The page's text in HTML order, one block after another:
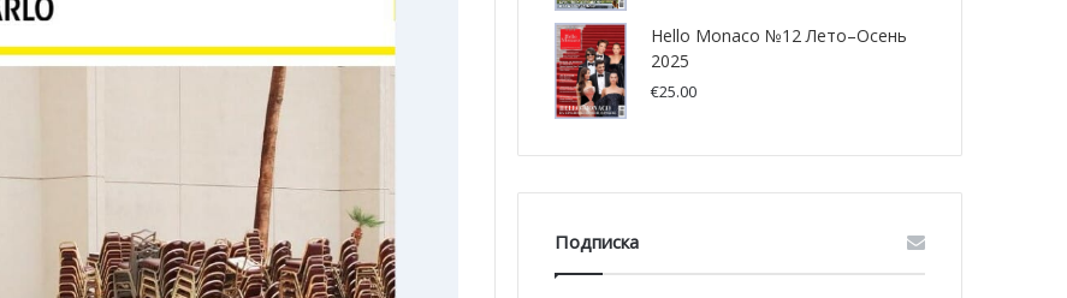
Hello Monaco №12 Лето–Осень
2025
€25.00
Подписка